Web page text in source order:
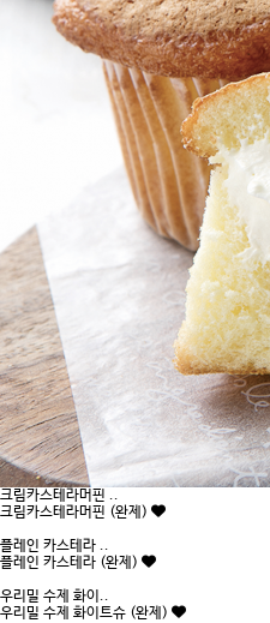
크림카스테라머핀 ..
크림카스테라머핀 (완제)
플레인 카스테라 ..
플레인 카스테라 (완제)
우리밀 수제 화이..
우리밀 수제 화이트슈 (완제)